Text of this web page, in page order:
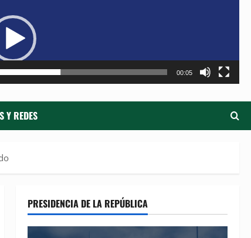
00:05
Y REDES
PRESIDENCIA DE LA REPÚBLICA